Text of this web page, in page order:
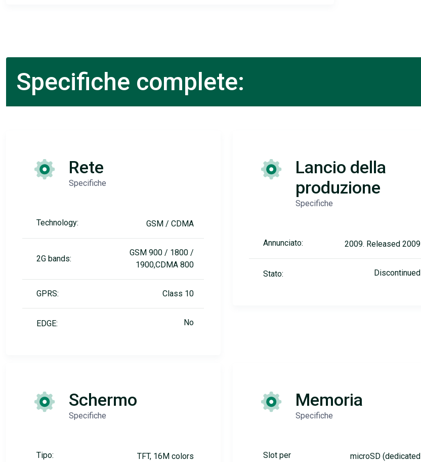
Specifiche complete:
Rete
Specifiche
Technology: GSM / CDMA
2G bands:
GSM 900 / 1800 /
1900,CDMA 800
GPRS: Class 10
EDGE: No
Lancio della
produzione
Specifiche
Annunciato: 2009. Released 2009
Stato: Discontinued
Schermo
Specifiche
Tipo: TFT, 16M colors
Memoria
Specifiche
Slot per
microSD (dedicated